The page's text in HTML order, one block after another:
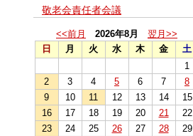
敬老会責任者会議
<<前月 2026年8月
翌月>>
日
月 火 水 木 金
土
1
2
3 4 5 6 7
8
9
10 11 12 13 14
15
16
17 18 19 20 21
22
23
24 25 26 27 28
29